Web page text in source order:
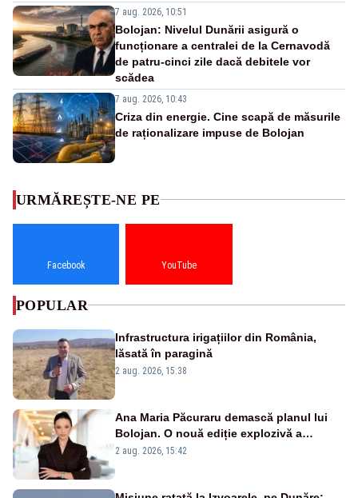
7 aug. 2026, 10:51
Bolojan: Nivelul Dunării asigură o
funcționare a centralei de la Cernavodă
de patru-cinci zile dacă debitele vor
scădea
7 aug. 2026, 10:43
Criza din energie. Cine scapă de măsurile
de raționalizare impuse de Bolojan
URMĂREȘTE-NE PE
Facebook YouTube
POPULAR
Infrastructura irigațiilor din România,
lăsată în paragină
2 aug. 2026, 15:38
Ana Maria Păcuraru demască planul lui
Bolojan. O nouă ediție explozivă a
emisiunii „Miza Zilei” la Realitatea PLUS
2 aug. 2026, 15:42